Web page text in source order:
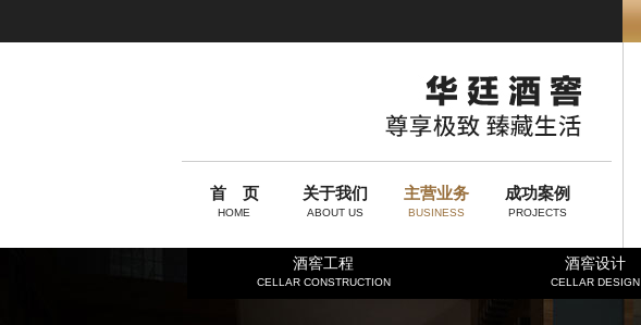
首 页
HOME
关于我们
ABOUT US
主营业务
BUSINESS
成功案例
PROJECTS
酒窖工程
CELLAR CONSTRUCTION
酒窖设计
CELLAR DESIGN